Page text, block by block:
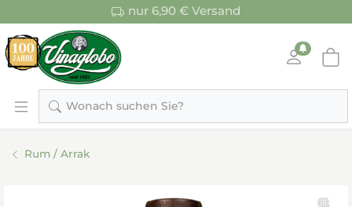
nur 6,90 € Versand
Wonach suchen Sie?
Rum / Arrak